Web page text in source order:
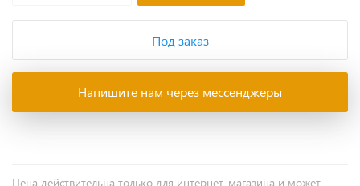
Под заказ
Напишите нам через мессенджеры
Цена действительна только для интернет-магазина и может